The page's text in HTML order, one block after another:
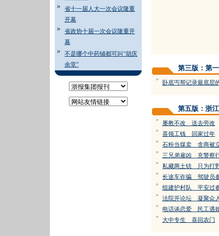
省十一届人大一次会议隆重
开幕
省政协十届一次会议隆重开
幕
不是哪个中药铺都可叫“胡庆
余堂”
第三版：第
= 卧底丐帮记录最底层
第五版：浙
= 屡教不改 送去劳改
= 喜领工钱 回家过年
= 石粉当煤卖 贪商被
= 三兄弟雇凶 充警察
= 私藏两土铳 只为打
= 长途车诈骗 驾驶员
= 组建护村队 平安过
= 法院开论坛 凝聚众
= 电话谈恋爱 民工遇
= 大中专生 喜回农门